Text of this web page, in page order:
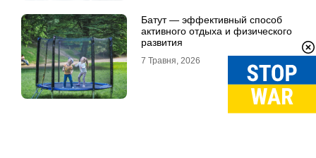
Батут — эффективный способ
активного отдыха и физического
развития
7 Травня, 2026